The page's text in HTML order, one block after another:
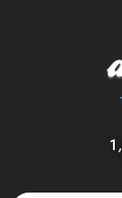
1 ,